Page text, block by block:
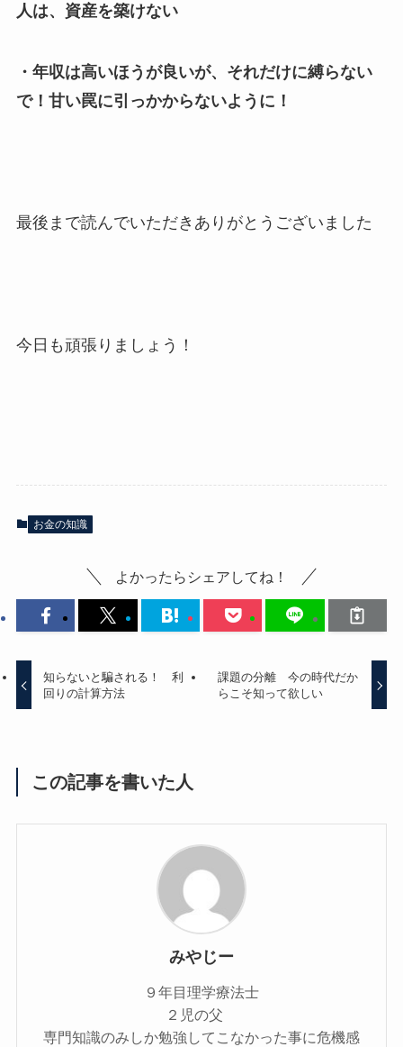
人は、資産を築けない
・年収は高いほうが良いが、それだけに縛らない
で！甘い罠に引っかからないように！
最後まで読んでいただきありがとうございました
今日も頑張りましょう！
お金の知識
よかったらシェアしてね！
知らないと騙される！ 利
回りの計算方法
課題の分離 今の時代だか
らこそ知って欲しい
この記事を書いた人
みやじー
９年目理学療法士
２児の父
専門知識のみしか勉強してこなかった事に危機感